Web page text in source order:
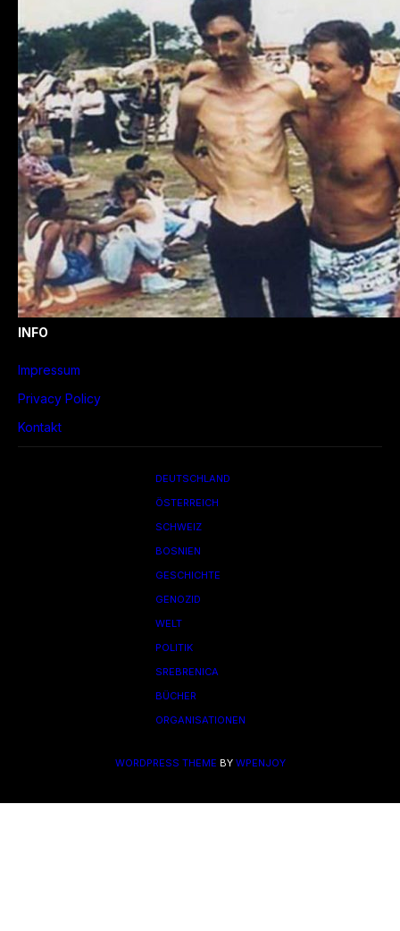
INFO
Impressum
Privacy Policy
Kontakt
DEUTSCHLAND
ÖSTERREICH
SCHWEIZ
BOSNIEN
GESCHICHTE
GENOZID
WELT
POLITIK
SREBRENICA
BÜCHER
ORGANISATIONEN
WORDPRESS THEME BY WPENJOY